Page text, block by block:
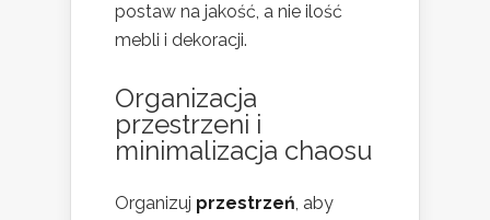
postaw na jakość, a nie ilość
mebli i dekoracji.
Organizacja
przestrzeni i
minimalizacja chaosu
Organizuj przestrzeń, aby